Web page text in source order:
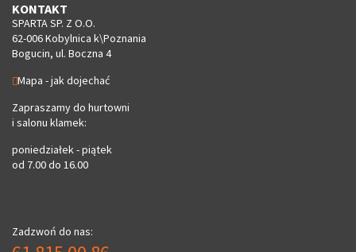
KONTAKT
SPARTA SP. Z O.O.
62-006 Kobylnica k\Poznania
Bogucin, ul. Boczna 4
Mapa - jak dojechać
Zapraszamy do hurtowni
i salonu klamek:
poniedziałek - piątek
od 7.00 do 16.00
Zadzwoń do nas: